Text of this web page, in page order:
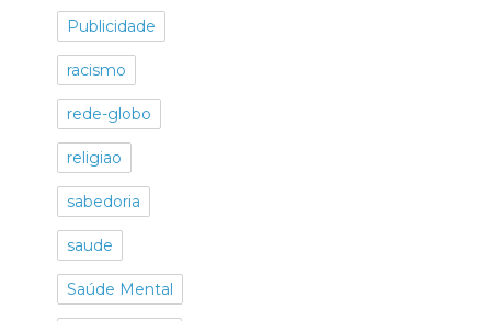
Publicidade
racismo
rede-globo
religiao
sabedoria
saude
Saúde Mental